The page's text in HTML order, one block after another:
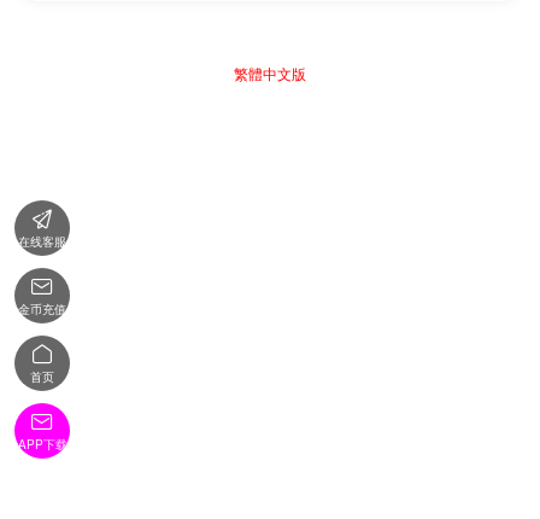
繁體中文版

在线客服

金币充值

首页

APP下载